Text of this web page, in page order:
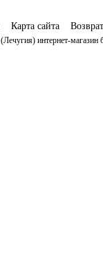
Карта сайта Возврат
(Лечугия) интернет-